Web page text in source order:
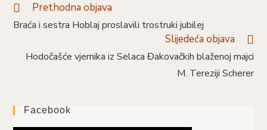
Prethodna objava
Braća i sestra Hoblaj proslavili trostruki jubilej
Slijedeća objava
Hodočašće vjernika iz Selaca Đakovačkih blaženoj majci
M. Tereziji Scherer
Facebook